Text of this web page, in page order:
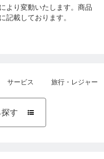
より変動いたします。商品
記載しております。
サービス 旅行・レジャー
す 